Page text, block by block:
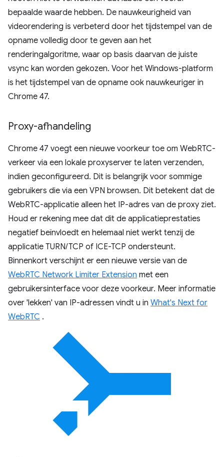
bepaalde waarde hebben. De nauwkeurigheid van
videorendering is verbeterd door het tijdstempel van de
opname volledig door te geven aan het
renderingalgoritme, waar op basis daarvan de juiste
vsync kan worden gekozen. Voor het Windows-platform
is het tijdstempel van de opname ook nauwkeuriger in
Chrome 47.
Proxy-afhandeling
Chrome 47 voegt een nieuwe voorkeur toe om WebRTC-
verkeer via een lokale proxyserver te laten verzenden,
indien geconfigureerd. Dit is belangrijk voor sommige
gebruikers die via een VPN browsen. Dit betekent dat de
WebRTC-applicatie alleen het IP-adres van de proxy ziet.
Houd er rekening mee dat dit de applicatieprestaties
negatief beïnvloedt en helemaal niet werkt tenzij de
applicatie TURN/TCP of ICE-TCP ondersteunt.
Binnenkort verschijnt er een nieuwe versie van de
WebRTC Network Limiter Extension met een
gebruikersinterface voor deze voorkeur. Meer informatie
over 'lekken' van IP-adressen vindt u in What's Next for
WebRTC .